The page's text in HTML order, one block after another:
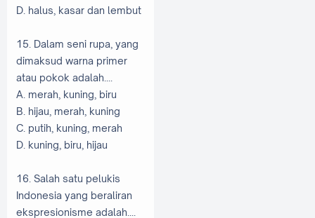
D. halus, kasar dan lembut
15. Dalam seni rupa, yang
dimaksud warna primer
atau pokok adalah....
A. merah, kuning, biru
B. hijau, merah, kuning
C. putih, kuning, merah
D. kuning, biru, hijau
16. Salah satu pelukis
Indonesia yang beraliran
ekspresionisme adalah....